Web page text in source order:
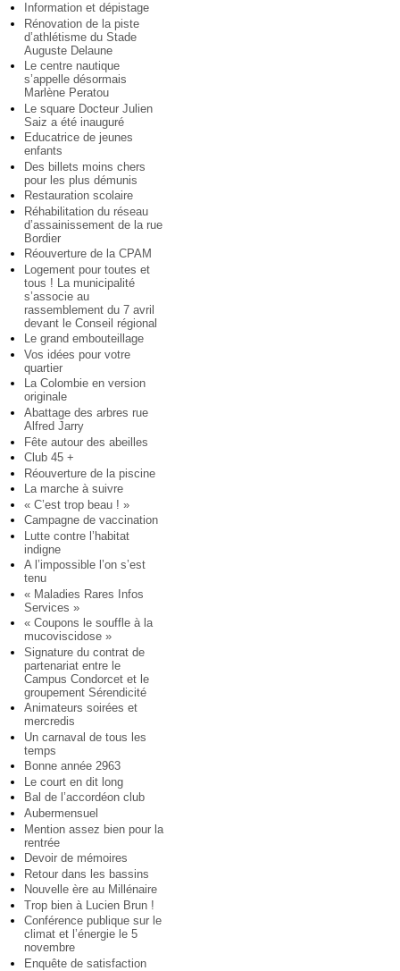
Information et dépistage
Rénovation de la piste
d’athlétisme du Stade
Auguste Delaune
Le centre nautique
s’appelle désormais
Marlène Peratou
Le square Docteur Julien
Saiz a été inauguré
Educatrice de jeunes
enfants
Des billets moins chers
pour les plus démunis
Restauration scolaire
Réhabilitation du réseau
d’assainissement de la rue
Bordier
Réouverture de la CPAM
Logement pour toutes et
tous ! La municipalité
s’associe au
rassemblement du 7 avril
devant le Conseil régional
Le grand embouteillage
Vos idées pour votre
quartier
La Colombie en version
originale
Abattage des arbres rue
Alfred Jarry
Fête autour des abeilles
Club 45 +
Réouverture de la piscine
La marche à suivre
« C’est trop beau ! »
Campagne de vaccination
Lutte contre l’habitat
indigne
A l’impossible l’on s’est
tenu
« Maladies Rares Infos
Services »
« Coupons le souffle à la
mucoviscidose »
Signature du contrat de
partenariat entre le
Campus Condorcet et le
groupement Sérendicité
Animateurs soirées et
mercredis
Un carnaval de tous les
temps
Bonne année 2963
Le court en dit long
Bal de l’accordéon club
Aubermensuel
Mention assez bien pour la
rentrée
Devoir de mémoires
Retour dans les bassins
Nouvelle ère au Millénaire
Trop bien à Lucien Brun !
Conférence publique sur le
climat et l’énergie le 5
novembre
Enquête de satisfaction